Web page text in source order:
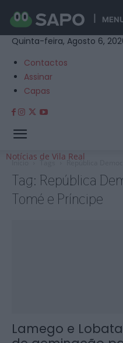
Quinta-feira, Agosto 6,
Contactos
Assinar
Capas
Notícias de Vila Real
Início Tags República
Tag: República
Tomé e Príncipe
Lamego e